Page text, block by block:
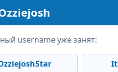
username уже занят: